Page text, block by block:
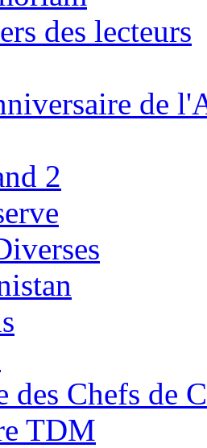
des lecteurs
de
2
des Chefs de
TDM